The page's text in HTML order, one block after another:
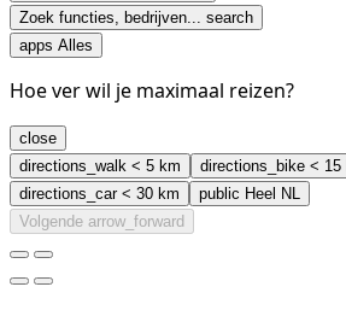
Zoek functies, bedrijven... search
apps Alles
Hoe ver wil je maximaal reizen?
close
directions_walk < 5 km directions_bike < 15
directions_car< 30 km public Heel NL
Volgende arrow_forward